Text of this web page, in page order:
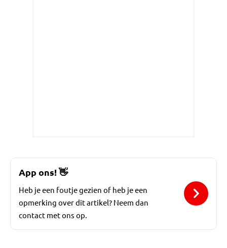
App ons! 👋
Heb je een foutje gezien of heb je een
opmerking over dit artikel? Neem dan
contact met ons op.